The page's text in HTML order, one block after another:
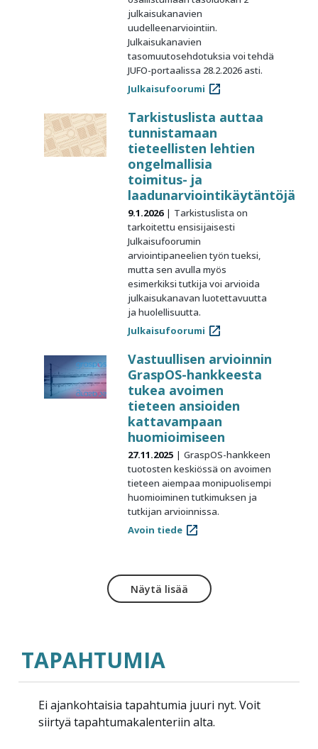
julkaisukanavien
uudelleenarviointiin.
Julkaisukanavien
tasomuutosehdotuksia voi tehdä
JUFO-portaalissa 28.2.2026 asti.
Julkaisufoorumi
Tarkistuslista auttaa
tunnistamaan
tieteellisten lehtien
ongelmallisia
toimitus- ja
laadunarviointikäytäntöjä
9.1.2026
Tarkistuslista on
tarkoitettu ensisijaisesti
Julkaisufoorumin
arviointipaneelien työn tueksi,
mutta sen avulla myös
esimerkiksi tutkija voi arvioida
julkaisukanavan luotettavuutta
ja huolellisuutta.
Julkaisufoorumi
Vastuullisen arvioinnin
GraspOS-hankkeesta
tukea avoimen
tieteen ansioiden
kattavampaan
huomioimiseen
27.11.2025
GraspOS-hankkeen
tuotosten keskiössä on avoimen
tieteen aiempaa monipuolisempi
huomioiminen tutkimuksen ja
tutkijan arvioinnissa.
Avoin tiede
Näytä lisää
TAPAHTUMIA
Ei ajankohtaisia tapahtumia juuri nyt. Voit
siirtyä tapahtumakalenteriin alta.